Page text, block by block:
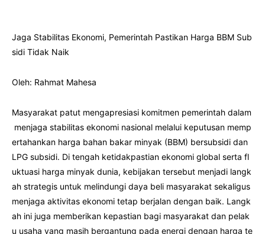
Jaga Stabilitas Ekonomi, Pemerintah Pastikan Harga BBM Sub
sidi Tidak Naik
Oleh: Rahmat Mahesa
Masyarakat patut mengapresiasi komitmen pemerintah dalam
menjaga stabilitas ekonomi nasional melalui keputusan memp
ertahankan harga bahan bakar minyak (BBM) bersubsidi dan
LPG subsidi. Di tengah ketidakpastian ekonomi global serta fl
uktuasi harga minyak dunia, kebijakan tersebut menjadi langk
ah strategis untuk melindungi daya beli masyarakat sekaligus
menjaga aktivitas ekonomi tetap berjalan dengan baik. Langk
ah ini juga memberikan kepastian bagi masyarakat dan pelak
u usaha yang masih bergantung pada energi dengan harga te